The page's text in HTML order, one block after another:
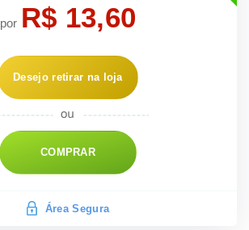
por R$ 13,60
Desejo retirar na loja
COMPRAR
Área Segura